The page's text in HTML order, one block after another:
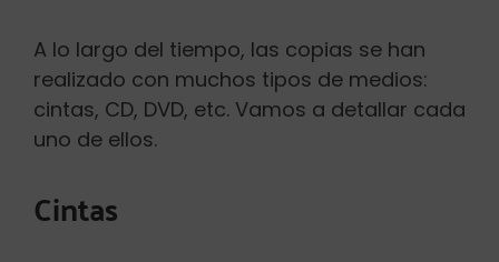
A lo largo del tiempo, las copias se han
realizado con muchos tipos de medios:
cintas, CD, DVD, etc. Vamos a detallar cada
uno de ellos.
Cintas